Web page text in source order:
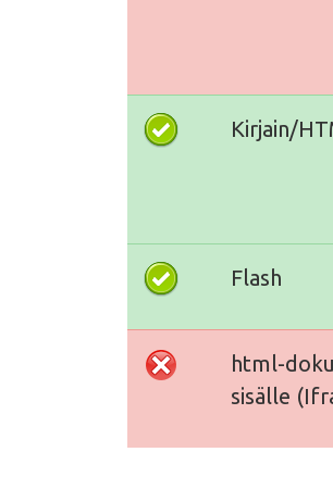
Kirjain/
Flash
html-
sisälle